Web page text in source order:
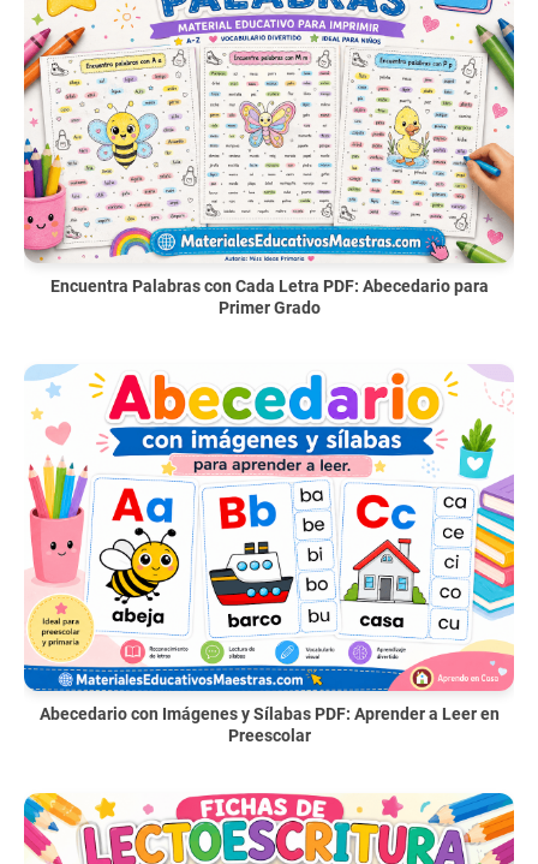
Encuentra Palabras con Cada Letra PDF: Abecedario para
Primer Grado
Abecedario con Imágenes y Sílabas PDF: Aprender a Leer en
Preescolar